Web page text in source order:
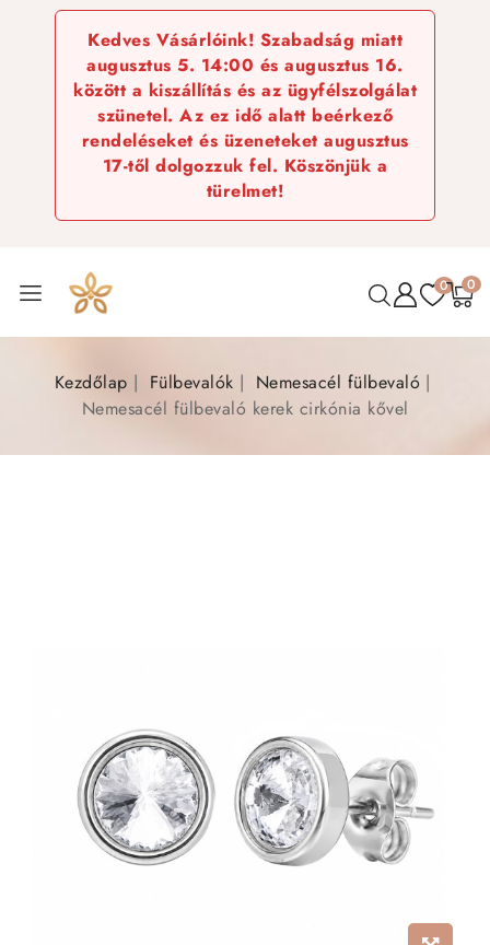
Kedves Vásárlóink! Szabadság miatt
augusztus 5. 14:00 és augusztus 16.
között a kiszállítás és az ügyfélszolgálat
szünetel. Az ez idő alatt beérkező
rendeléseket és üzeneteket augusztus
17-től dolgozzuk fel. Köszönjük a
türelmet!
0 0
Kezdőlap Fülbevalók
Nemesacél fülbevaló
Nemesacél fülbevaló kerek cirkónia kővel